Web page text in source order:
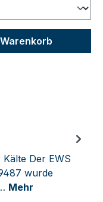
Der EWS
wurde
Mehr